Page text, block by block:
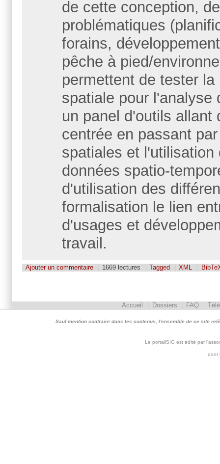
de cette conception,
problématiques
forains,
pêche à pied/
permettent de tester
spatiale pour l'analyse
un panel d'outils allant
centrée en passant
spatiales et
données spatio-
d'utilisation des
formalisation le lien
d'usages et
travail.
Ajouter un commentaire 1669 lectures Tagged XML
Accueil Dossiers FAQ
Sauf mention contraire dans les contenus, l'ensemble de ce site
Le portailSIG est édité par
dont